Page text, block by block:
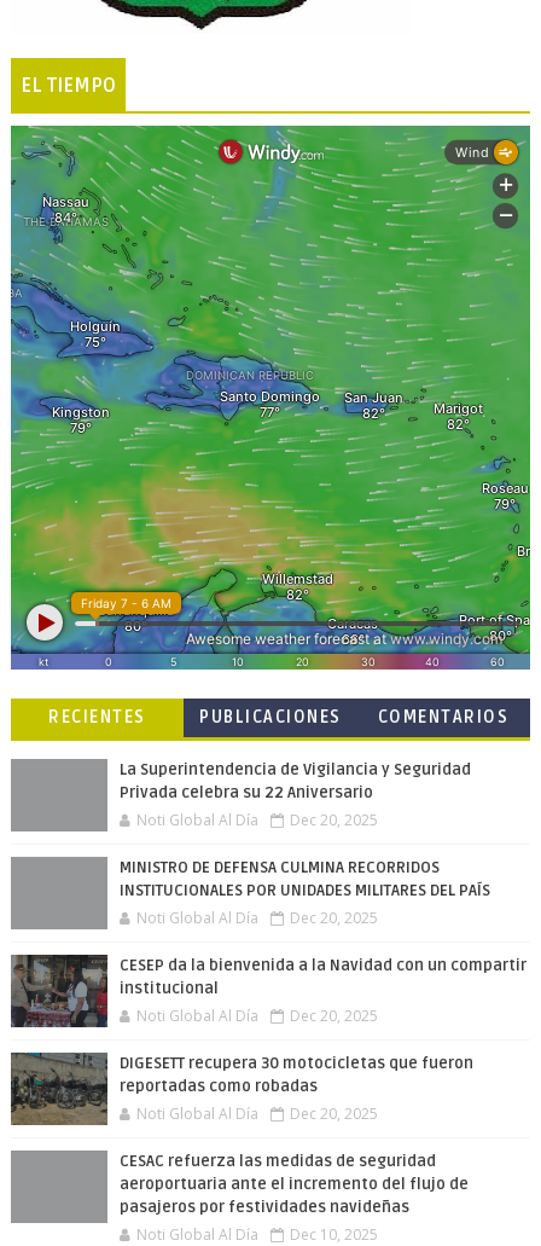
EL TIEMPO
RECIENTES
PUBLICACIONES
COMENTARIOS
La Superintendencia de Vigilancia y Seguridad
Privada celebra su 22 Aniversario
Noti Global Al Día Dec 20, 2025
MINISTRO DE DEFENSA CULMINA RECORRIDOS
INSTITUCIONALES POR UNIDADES MILITARES DEL PAÍS
Noti Global Al Día Dec 20, 2025
CESEP da la bienvenida a la Navidad con un compartir
institucional
Noti Global Al Día Dec 20, 2025
DIGESETT recupera 30 motocicletas que fueron
reportadas como robadas
Noti Global Al Día Dec 20, 2025
CESAC refuerza las medidas de seguridad
aeroportuaria ante el incremento del flujo de
pasajeros por festividades navideñas
Noti Global Al Día Dec 10, 2025